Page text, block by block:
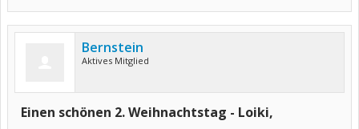
Bernstein
Aktives Mitglied
Einen schönen 2. Weihnachtstag - Loiki,